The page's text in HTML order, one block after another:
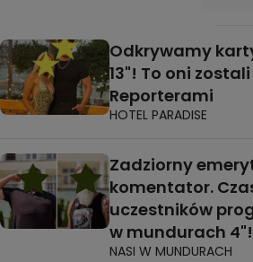
Odkrywamy
13"! To oni
Reporterami
HOTEL PARADISE
Zadziorny
komentator.
uczestników
w mundurach 4"!
NASI W MUNDURACH